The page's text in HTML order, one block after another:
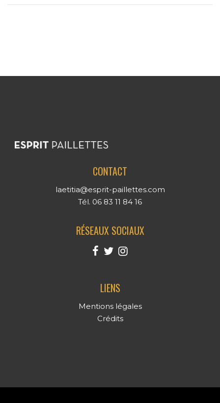
CONTACT
laetitia@esprit-paillettes.com
Tél. 06 83 11 84 16
RÉSEAUX SOCIAUX
LIENS
Mentions légales
Crédits